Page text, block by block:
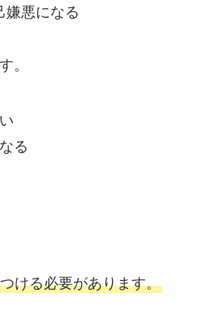
嫌悪になる
。
る
ける必要があります。